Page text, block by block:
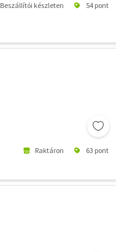
Beszállítói készleten 54 pont
Raktáron 63 pont